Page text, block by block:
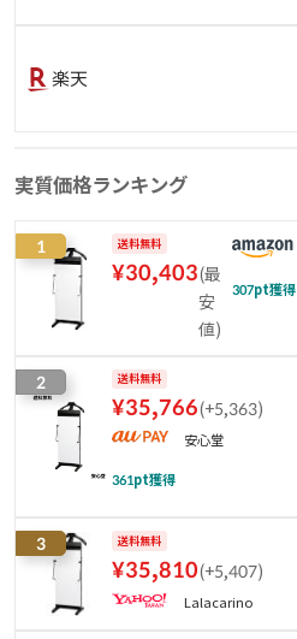
楽天
実質価格ランキング
1 送料無料
¥30,403(最
安
値)
307pt獲得
2 送料無料
¥35,766(+5,363)
安心堂
361pt獲得
3 送料無料
¥35,810(+5,407)
Lalacarino